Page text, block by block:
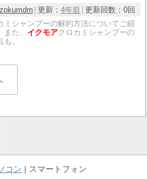
更新： 4年前 更新回数： 0回
ミシャンプーの解約方法についてご紹
た、 イクモアクロカミシャンプーの
。
コン スマートフォン